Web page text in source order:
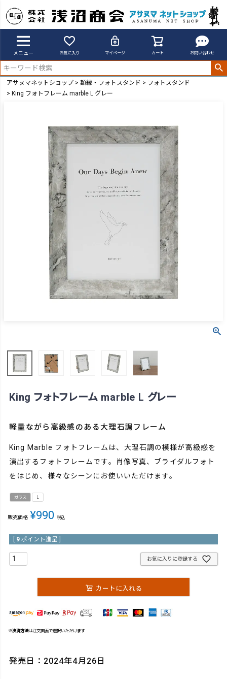
メニュー お気に入り マイページ カート お問い合わせ
アサヌマネットショップ 額縁・フォトスタンド
フォトスタンド
King フォトフレーム marble L グレー
King フォトフレーム marble L グレー
軽量ながら高級感のある大理石調フレーム
King Marble フォトフレームは、大理石調の模様が高級感を
演出するフォトフレームです。肖像写真、ブライダルフォト
をはじめ、様々なシーンにお使いいただけます。
ガラス L
販売価格 ¥990 税込
9 ポイント進呈 ]
お気に入りに登録する
カートに入れる
※決済方法は注文画面で選択いただけます
発売日：2024年4月26日